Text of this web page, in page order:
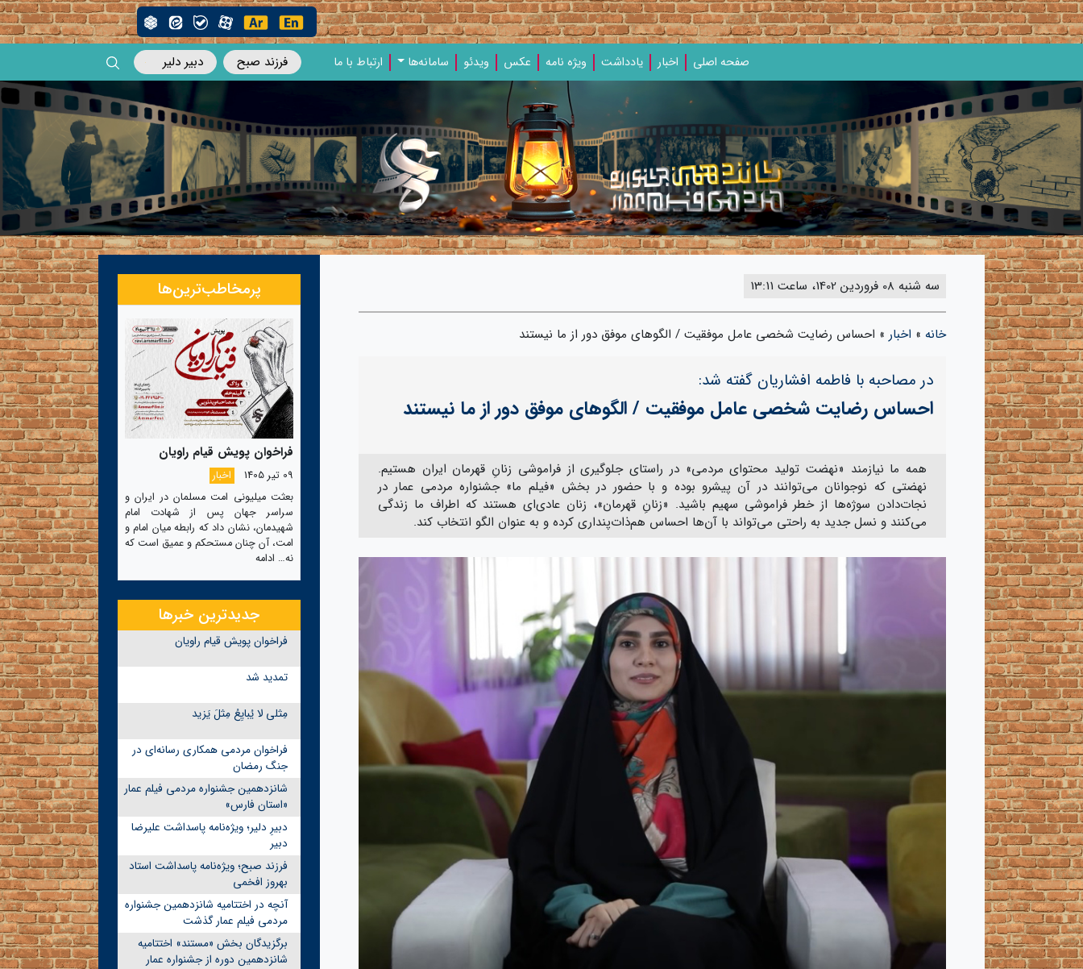
فرزند صبح دبیر دلیر صفحه اصلی اخبار یادداشت‌ ویژه‌ نامه‌ عکس ویدئو سامانه‌ها ارتباط با ما
سه شنبه 08 فروردین 1402، ساعت 13:11
خانه » اخبار » احساس رضایت شخصی عامل موفقیت / الگوهای موفق دور از ما نیستند
در مصاحبه با فاطمه افشاریان گفته شد:
احساس رضایت شخصی عامل موفقیت / الگوهای موفق دور از ما نیستند
همه ما نیازمند «نهضت تولید محتوای مردمی» در راستای جلوگیری از فراموشی زنانِ قهرمان ایران هستیم.
نهضتی که نوجوانان می‌توانند در آن پیشرو بوده و با حضور در بخش «فیلم ما» جشنواره مردمی عمار در
نجات‌دادن سوژه‌ها از خطر فراموشی سهیم باشید. «زنانِ قهرمان»، زنان عادی‌ای هستند که اطراف ما زندگی
می‌کنند و نسل جدید به راحتی می‌تواند با آن‌ها احساس هم‌ذات‌پنداری کرده و به عنوان الگو انتخاب کند.
پرمخاطب‌ترین‌ها
فراخوان پویش قیام راویان
09 تیر 1405
اخبار
بعثت میلیونی امت مسلمان در ایران و
سراسر جهان پس از شهادت امام
شهیدمان، نشان داد که رابطه میان امام و
امت، آن چنان مستحکم و عمیق است که
نه… ادامه
جدیدترین خبرها
فراخوان پویش قیام راویان
تمدید شد
مِثلی لا یُبایِعُ مِثلَ یَزید
فراخوان مردمی همکاری رسانه‌ای در
جنگ رمضان
شانزدهمین جشنواره مردمی فیلم عمار
«استان فارس»
دبیرِ دلیر؛ ویژه‌نامه پاسداشت علیرضا
دبیر
فرزند صبح؛ ویژه‌نامه پاسداشت استاد
بهروز افخمی
آنچه در اختتامیه شانزدهمین جشنواره
مردمی فیلم عمار گذشت
برگزیدگان بخش «مستند» اختتامیه
شانزدهمین دوره از جشنواره عمار